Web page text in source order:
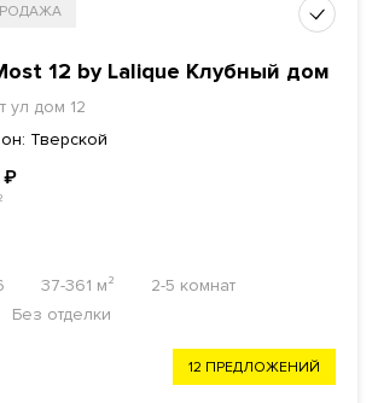
12 by Lalique Клубный дом
ул дом 12
Тверской
₽
37-361 м²
2-5 комнат
Без отделки
12 ПРЕДЛОЖЕНИЙ